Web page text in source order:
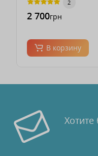
врача или медсес..
2
2 700грн
В корзину
Хотите